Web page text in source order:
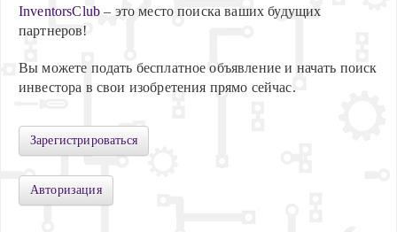
InventorsClub – это место поиска ваших будущих
партнеров!
Вы можете подать бесплатное объявление и начать поиск
инвестора в свои изобретения прямо сейчас.
Зарегистрироваться
Авторизация